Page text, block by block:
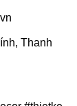
Thanh